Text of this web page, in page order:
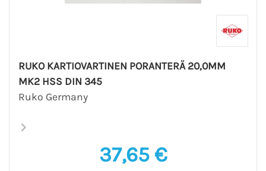
RUKO KARTIOVARTINEN PORANTERÄ 20,0MM
MK2 HSS DIN 345
Ruko Germany
37,65 €